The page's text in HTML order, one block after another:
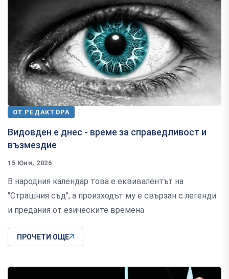
ОТ РЕДАКТОРА
Видовден е днес - време за справедливост и
възмездие
15 Юни, 2026
В народния календар това е еквивалентът на
"Страшния съд", а произходът му е свързан с легенди
и предания от езическите времена
ПРОЧЕТИ ОЩЕ